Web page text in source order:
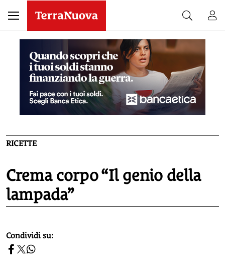
RICETTE
Crema corpo “Il genio della
lampada”
homepage h2
Condividi su: